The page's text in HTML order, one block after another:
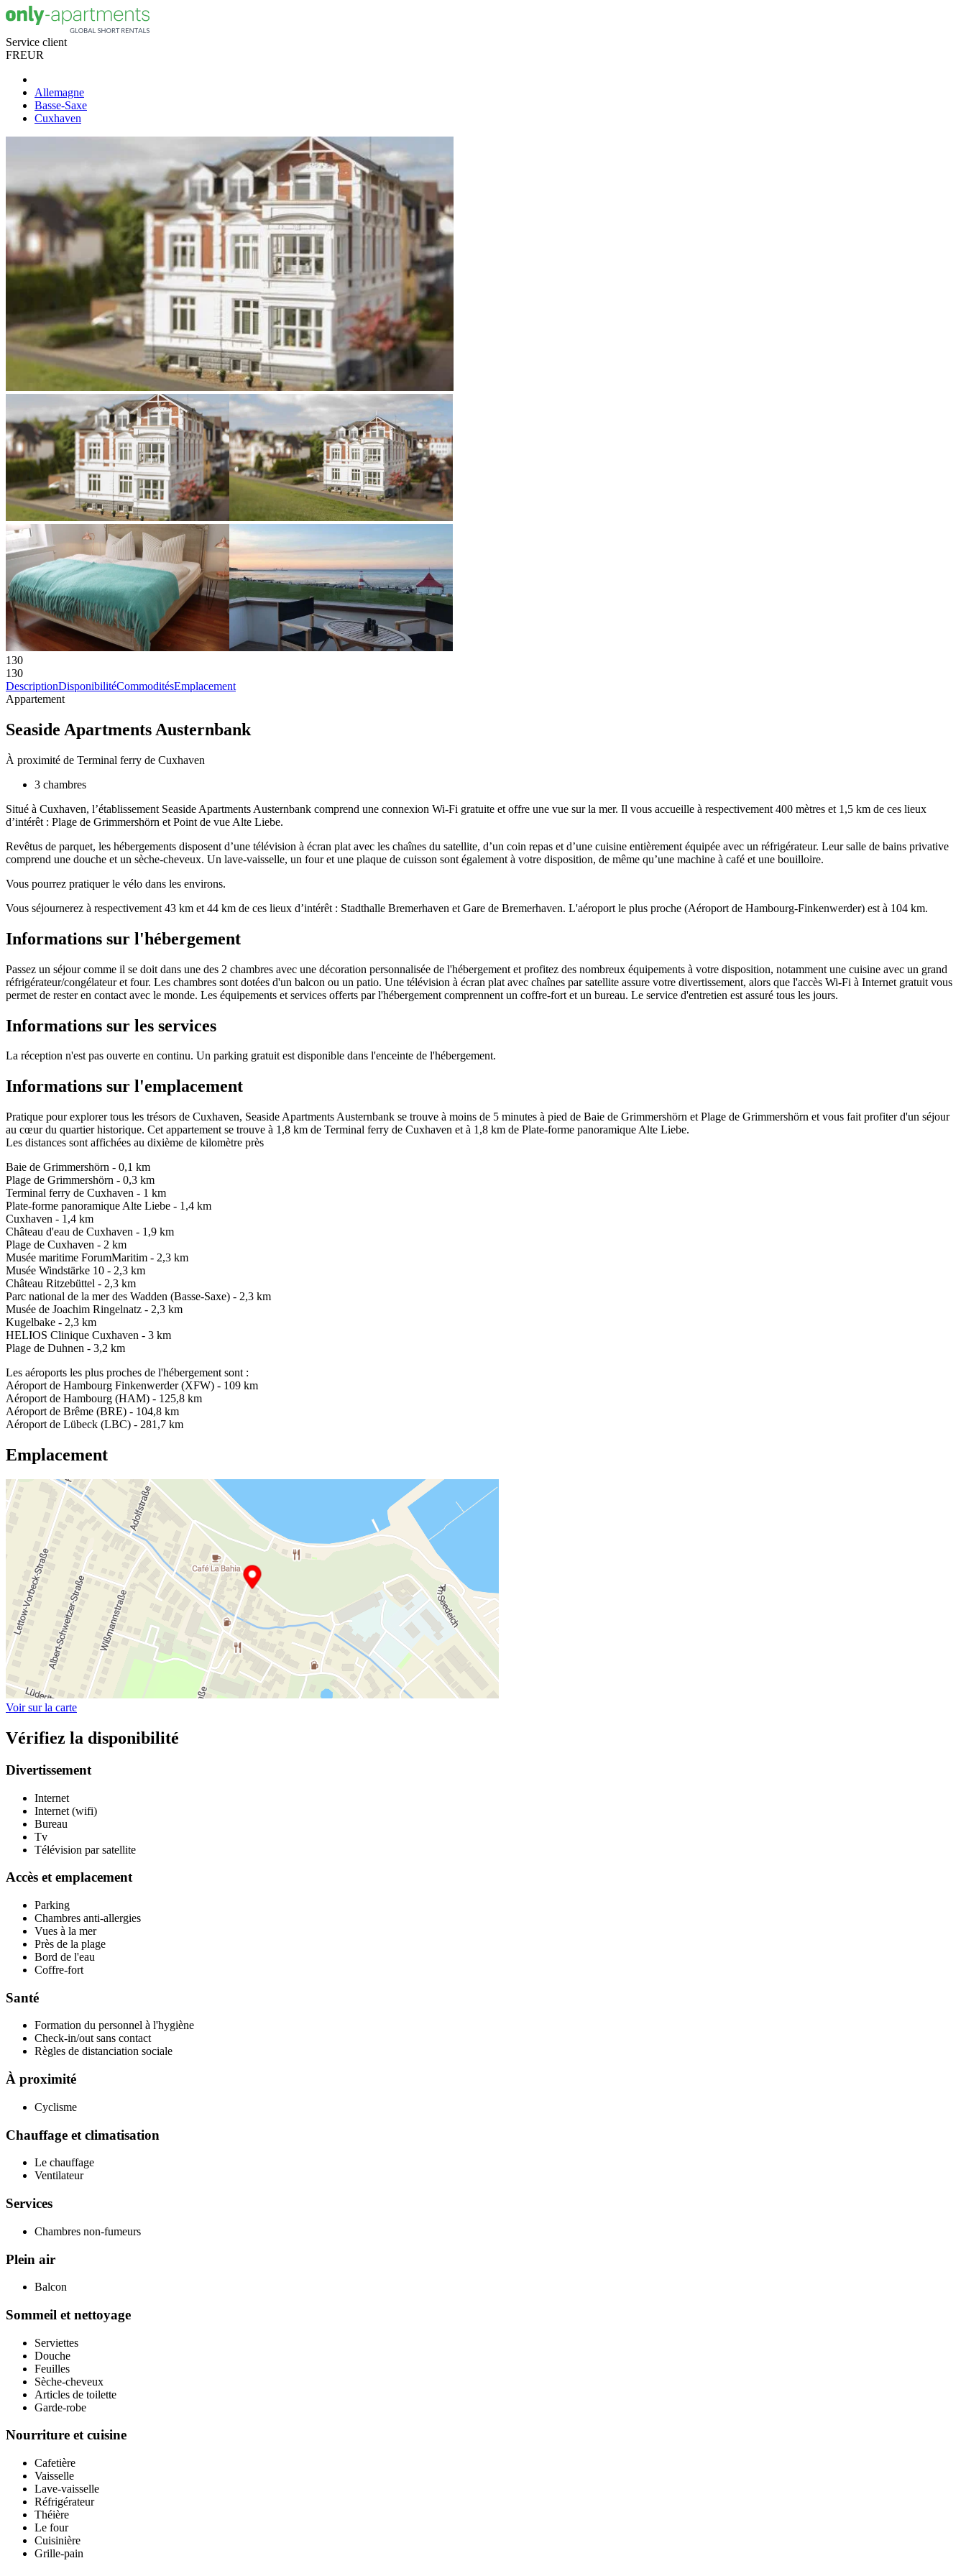
Service client
FREUR
Allemagne
Basse-Saxe
Cuxhaven
130
130
DescriptionDisponibilitéCommoditésEmplacement
Appartement
Seaside Apartments Austernbank
À proximité de Terminal ferry de Cuxhaven
3 chambres
Situé à Cuxhaven, l’établissement Seaside Apartments Austernbank comprend une connexion Wi-Fi gratuite et offre une vue sur la mer. Il vous accueille à respectivement 400 mètres et 1,5 km de ces lieux
d’intérêt : Plage de Grimmershörn et Point de vue Alte Liebe.
Revêtus de parquet, les hébergements disposent d’une télévision à écran plat avec les chaînes du satellite, d’un coin repas et d’une cuisine entièrement équipée avec un réfrigérateur. Leur salle de bains privative
comprend une douche et un sèche-cheveux. Un lave-vaisselle, un four et une plaque de cuisson sont également à votre disposition, de même qu’une machine à café et une bouilloire.
Vous pourrez pratiquer le vélo dans les environs.
Vous séjournerez à respectivement 43 km et 44 km de ces lieux d’intérêt : Stadthalle Bremerhaven et Gare de Bremerhaven. L'aéroport le plus proche (Aéroport de Hambourg-Finkenwerder) est à 104 km.
Informations sur l'hébergement
Passez un séjour comme il se doit dans une des 2 chambres avec une décoration personnalisée de l'hébergement et profitez des nombreux équipements à votre disposition, notamment une cuisine avec un grand
réfrigérateur/congélateur et four. Les chambres sont dotées d'un balcon ou un patio. Une télévision à écran plat avec chaînes par satellite assure votre divertissement, alors que l'accès Wi-Fi à Internet gratuit vous
permet de rester en contact avec le monde. Les équipements et services offerts par l'hébergement comprennent un coffre-fort et un bureau. Le service d'entretien est assuré tous les jours.
Informations sur les services
La réception n'est pas ouverte en continu. Un parking gratuit est disponible dans l'enceinte de l'hébergement.
Informations sur l'emplacement
Pratique pour explorer tous les trésors de Cuxhaven, Seaside Apartments Austernbank se trouve à moins de 5 minutes à pied de Baie de Grimmershörn et Plage de Grimmershörn et vous fait profiter d'un séjour
au cœur du quartier historique. Cet appartement se trouve à 1,8 km de Terminal ferry de Cuxhaven et à 1,8 km de Plate-forme panoramique Alte Liebe.
Les distances sont affichées au dixième de kilomètre près
Baie de Grimmershörn - 0,1 km
Plage de Grimmershörn - 0,3 km
Terminal ferry de Cuxhaven - 1 km
Plate-forme panoramique Alte Liebe - 1,4 km
Cuxhaven - 1,4 km
Château d'eau de Cuxhaven - 1,9 km
Plage de Cuxhaven - 2 km
Musée maritime ForumMaritim - 2,3 km
Musée Windstärke 10 - 2,3 km
Château Ritzebüttel - 2,3 km
Parc national de la mer des Wadden (Basse-Saxe) - 2,3 km
Musée de Joachim Ringelnatz - 2,3 km
Kugelbake - 2,3 km
HELIOS Clinique Cuxhaven - 3 km
Plage de Duhnen - 3,2 km
Les aéroports les plus proches de l'hébergement sont :
Aéroport de Hambourg Finkenwerder (XFW) - 109 km
Aéroport de Hambourg (HAM) - 125,8 km
Aéroport de Brême (BRE) - 104,8 km
Aéroport de Lübeck (LBC) - 281,7 km
Emplacement
Voir sur la carte
Vérifiez la disponibilité
Divertissement
Internet
Internet (wifi)
Bureau
Tv
Télévision par satellite
Accès et emplacement
Parking
Chambres anti-allergies
Vues à la mer
Près de la plage
Bord de l'eau
Coffre-fort
Santé
Formation du personnel à l'hygiène
Check-in/out sans contact
Règles de distanciation sociale
À proximité
Cyclisme
Chauffage et climatisation
Le chauffage
Ventilateur
Services
Chambres non-fumeurs
Plein air
Balcon
Sommeil et nettoyage
Serviettes
Douche
Feuilles
Sèche-cheveux
Articles de toilette
Garde-robe
Nourriture et cuisine
Cafetière
Vaisselle
Lave-vaisselle
Réfrigérateur
Théière
Le four
Cuisinière
Grille-pain